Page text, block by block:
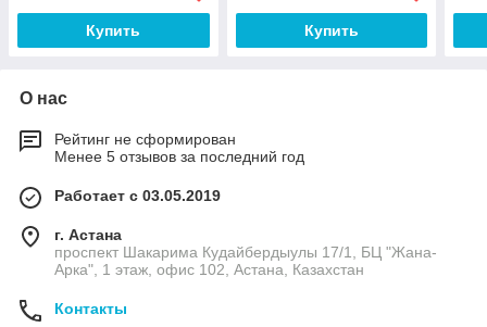
Купить Купить
О нас
Рейтинг не сформирован
Менее 5 отзывов за последний год
Работает с 03.05.2019
г. Астана
проспект Шакарима Кудайбердыулы 17/1, БЦ "Жана-
Арка", 1 этаж, офис 102, Астана, Казахстан
Контакты